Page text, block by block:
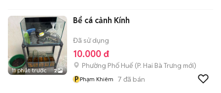
11 phút trước 2
Bể cá cảnh Kính
Đã sử dụng
10.000 đ
Phường Phố Huế (P. Hai Bà Trưng mới)
P Phạm Khiêm 7 đã bán